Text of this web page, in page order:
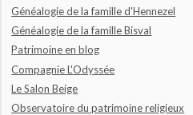
Généalogie de la famille d'Hennezel
Généalogie de la famille Bisval
Patrimoine en blog
Compagnie L'Odyssée
Le Salon Beige
Observatoire du patrimoine religieux